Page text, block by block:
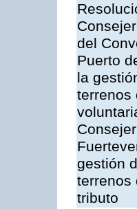
del
Puerto
la
terrenos
gestión
terrenos
tributo